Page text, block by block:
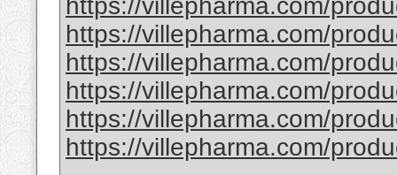
https://villepharma.com/
https://villepharma.com/
https://villepharma.com/
https://villepharma.com/
https://villepharma.com/
https://villepharma.com/